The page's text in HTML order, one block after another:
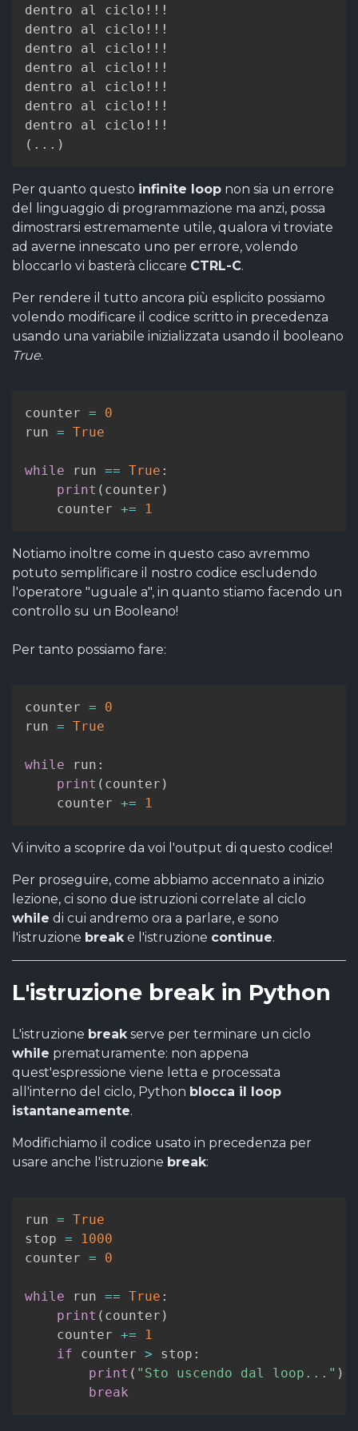
dentro al ciclo!!!
dentro al ciclo!!!
dentro al ciclo!!!
dentro al ciclo!!!
dentro al ciclo!!!
dentro al ciclo!!!
( . . . )
Per quanto questo infinite loop non sia un errore
del linguaggio di programmazione ma anzi, possa
dimostrarsi estremamente utile, qualora vi troviate
ad averne innescato uno per errore, volendo
bloccarlo vi basterà cliccare CTRL-C.
Per rendere il tutto ancora più esplicito possiamo
volendo modificare il codice scritto in precedenza
usando una variabile inizializzata usando il booleano
True.
counter =
0
run = True
while run == True :
print ( counter )
    counter
+= 1
Notiamo inoltre come in questo caso avremmo
potuto semplificare il nostro codice escludendo
l'operatore "uguale a", in quanto stiamo facendo un
controllo su un Booleano!
Per tanto possiamo fare:
counter =
0
run = True
while run :
print ( counter )
    counter
+= 1
Vi invito a scoprire da voi l'output di questo codice!
Per proseguire, come abbiamo accennato a inizio
lezione, ci sono due istruzioni correlate al ciclo
while di cui andremo ora a parlare, e sono
l'istruzione breake l'istruzione continue.
L'istruzione break in Python
L'istruzione breakserve per terminare un ciclo
while prematuramente: non appena
quest'espressione viene letta e processata
all'interno del ciclo, Python blocca il loop
istantaneamente.
Modifichiamo il codice usato in precedenza per
usare anche l'istruzione break:
run = True
stop =
1000
counter = 0
while run == True :
print ( counter )
    counter
+=
1
if counter > stop :
print ( "Sto uscendo dal loop..." )
break